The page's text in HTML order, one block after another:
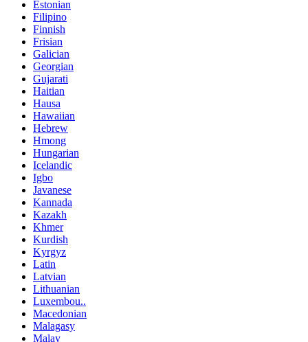
Estonian
Filipino
Finnish
Frisian
Galician
Georgian
Gujarati
Haitian
Hausa
Hawaiian
Hebrew
Hmong
Hungarian
Icelandic
Igbo
Javanese
Kannada
Kazakh
Khmer
Kurdish
Kyrgyz
Latin
Latvian
Lithuanian
Luxembou..
Macedonian
Malagasy
Malay